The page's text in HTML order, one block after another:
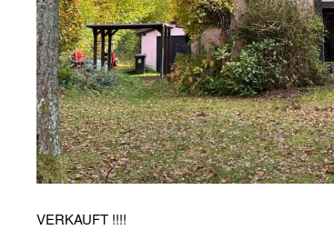
VERKAUFT !!!!